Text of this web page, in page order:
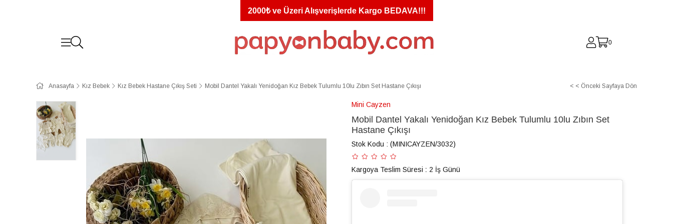
2000₺ ve Üzeri Alışverişlerde Kargo BEDAVA!!!
0
Anasayfa Kız Bebek Kız Bebek Hastane Çıkış Seti Mobil Dantel Yakalı Yenidoğan Kız Bebek Tulumlu 10lu Zıbın Set Hastane Çıkışı < < Önceki Sayfaya Dön
Mini Cayzen
Mobil Dantel Yakalı Yenidoğan Kız Bebek Tulumlu 10lu Zıbın Set
Hastane Çıkışı
Stok Kodu (MINICAYZEN/3032)
Kargoya Teslim Süresi : 2 İş Günü